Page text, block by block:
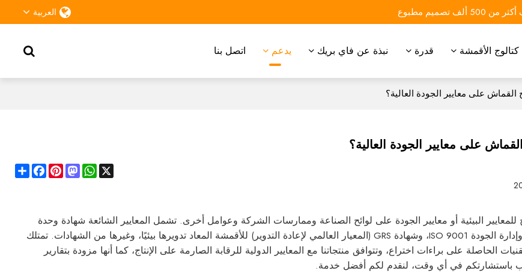
ألف تصميم مطبوع العربية
كتالوج الأقمشة قدرة نبذة عن فاي بريك يدعم اتصل بنا
على معايير الجودة العالية؟
على معايير الجودة العالية؟
Share
FacebookPinterest
Mastodon
WhatsApp
X
للمعايير البيئية أو معايير الجودة على لوائح الصناعة وممارسات الشركة وعوامل أخرى. تشمل المعايير الشائعة شهادة وحدة
HIGG FEM البيئية، وإدارة الجودة ISO 9001، وشهادة GRS (المعيار العالمي لإعادة التدوير) للأقمشة المعاد تدويرها بيئيًا، وغيرها من الشهادات. تمتلك
الحاصلة على براءات اختراع، وتتوافق منتجاتنا مع المعايير الدولية للرقابة الصارمة على الإنتاج، كما أنها مزودة بتقارير
باستشارتكم في أي وقت، لنقدم لكم أفضل خدمة.